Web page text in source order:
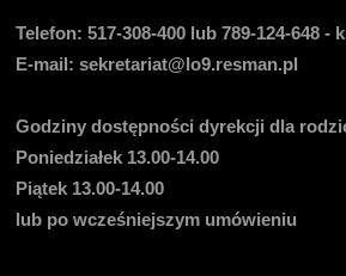
Telefon:517-308-400 lub 789-124-648 -
E-mail: sekretariat@lo9.resman.pl
Godziny dostępności dyrekcji dla
Poniedziałek 13.00-14.00
Piątek 13.00-14.00
lub po wcześniejszym umówieniu